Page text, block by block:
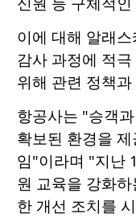
이에 대해 알래
감사 과정에 적
위해 관련 정책
항공사는 "승객
확보된 환경을
임"이라며 "지난
원 교육을 강화
한 개선 조치를